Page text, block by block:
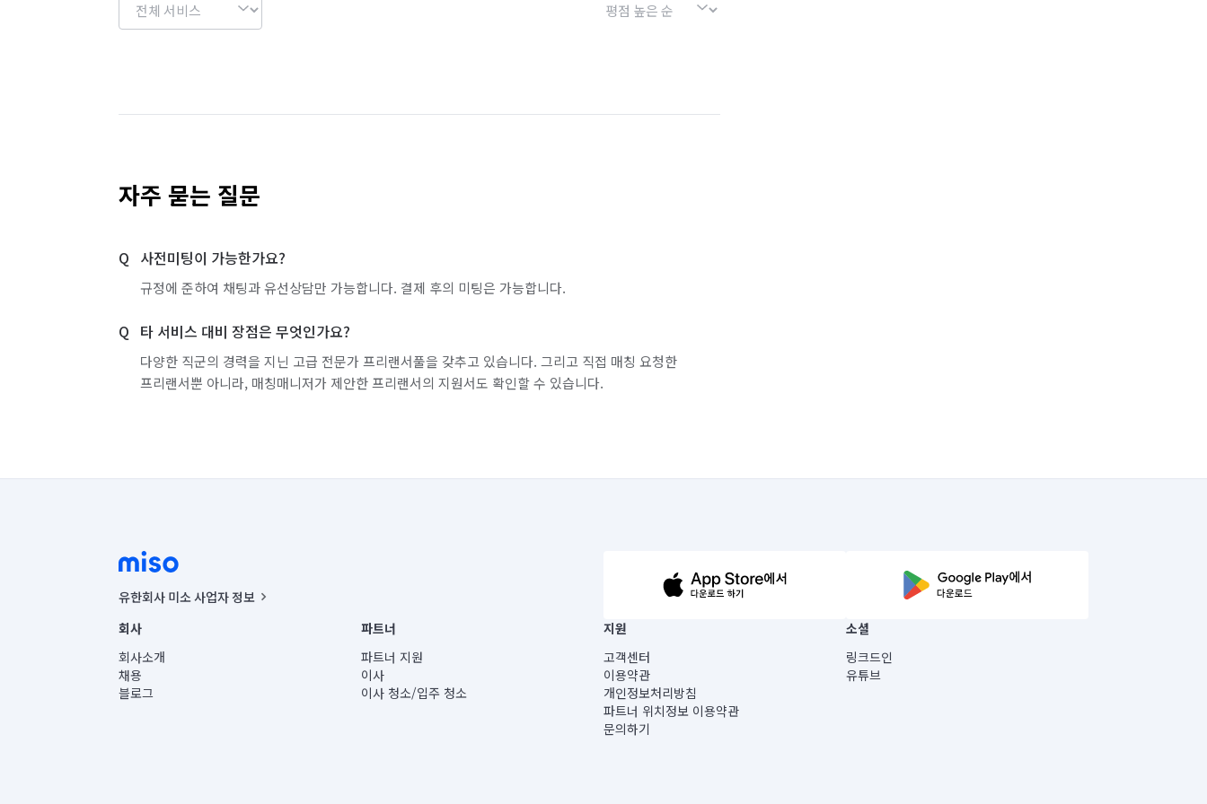
자주 묻는 질문
사전미팅이 가능한가요?
규정에 준하여 채팅과 유선상담만 가능합니다. 결제 후의 미팅은 가능합니다.
타 서비스 대비 장점은 무엇인가요?
다양한 직군의 경력을 지닌 고급 전문가 프리랜서풀을 갖추고 있습니다. 그리고 직접 매칭 요청한
프리랜서뿐 아니라, 매칭매니저가 제안한 프리랜서의 지원서도 확인할 수 있습니다.
유한회사 미소 사업자 정보
사업자등록번호 : 291-87-00271 | 인허가번호 : 2016-3220163-14-5-00019 |
통신판매신고번호 : 2024-서울종로-1400(공정거래위원회 정보) |
대표이사 : CHING VICTOR COLUMBIA RHEE
주소 | 본사: 서울특별시 종로구 율곡로 6(중학동, 트윈트리빌딩) B동 5층
컨택센터 : 서울특별시 종로구 수송동 율곡로 24, 7층, 8층 미소
회사
회사소개
채용
블로그
파트너
파트너 지원
이사
이사 청소/입주 청소
지원
고객센터
이용약관
개인정보처리방침
파트너 위치정보 이용약관
문의하기
소셜
링크드인
유튜브